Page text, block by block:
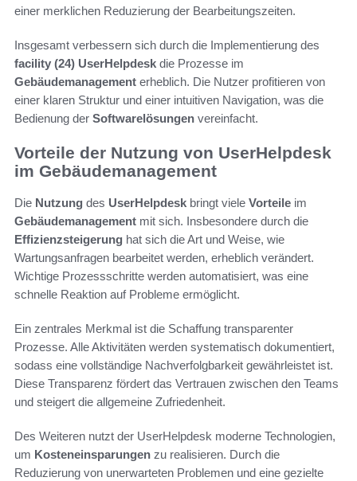
einer merklichen Reduzierung der Bearbeitungszeiten.
Insgesamt verbessern sich durch die Implementierung des
facility (24) UserHelpdesk die Prozesse im
Gebäudemanagement erheblich. Die Nutzer profitieren von
einer klaren Struktur und einer intuitiven Navigation, was die
Bedienung der Softwarelösungen vereinfacht.
Vorteile der Nutzung von UserHelpdesk
im Gebäudemanagement
Die Nutzung des UserHelpdesk bringt viele Vorteile im
Gebäudemanagement mit sich. Insbesondere durch die
Effizienzsteigerung hat sich die Art und Weise, wie
Wartungsanfragen bearbeitet werden, erheblich verändert.
Wichtige Prozessschritte werden automatisiert, was eine
schnelle Reaktion auf Probleme ermöglicht.
Ein zentrales Merkmal ist die Schaffung transparenter
Prozesse. Alle Aktivitäten werden systematisch dokumentiert,
sodass eine vollständige Nachverfolgbarkeit gewährleistet ist.
Diese Transparenz fördert das Vertrauen zwischen den Teams
und steigert die allgemeine Zufriedenheit.
Des Weiteren nutzt der UserHelpdesk moderne Technologien,
um Kosteneinsparungen zu realisieren. Durch die
Reduzierung von unerwarteten Problemen und eine gezielte